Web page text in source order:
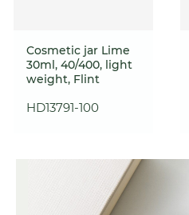
Cosmetic jar Lime
30ml, 40/400, light
weight, Flint
HD13791-100